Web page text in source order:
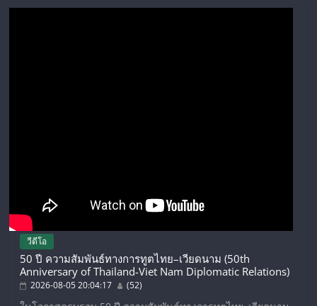
วีดีโอ
50 ปี ความสัมพันธ์ทางการทูตไทย–เวียดนาม (50th
Anniversary of Thailand-Viet Nam Diplomatic Relations)
2026-08-05 20:04:17 (52)